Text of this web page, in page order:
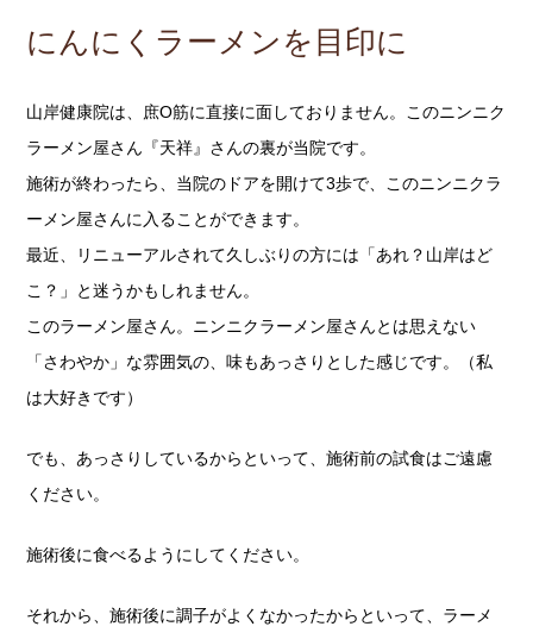
にんにくラーメンを目印に
山岸健康院は、庶O筋に直接に面しておりません。このニンニク
ラーメン屋さん『天祥』さんの裏が当院です。
施術が終わったら、当院のドアを開けて3歩で、このニンニクラ
ーメン屋さんに入ることができます。
最近、リニューアルされて久しぶりの方には「あれ？山岸はど
こ？」と迷うかもしれません。
このラーメン屋さん。ニンニクラーメン屋さんとは思えない
「さわやか」な雰囲気の、味もあっさりとした感じです。（私
は大好きです）
でも、あっさりしているからといって、施術前の試食はご遠慮
ください。
施術後に食べるようにしてください。
それから、施術後に調子がよくなかったからといって、ラーメ